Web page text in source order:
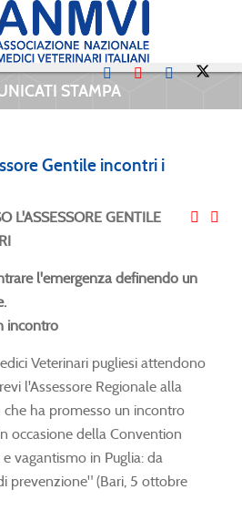
STAMPA
Gentile incontri i
L'ASSESSORE GENTILE
l'emergenza definendo un
incontro
Veterinari pugliesi attendono
l'Assessore Regionale alla
ha promesso un incontro
occasione della Convention
vagantismo in Puglia: da
prevenzione" (Bari, 5 ottobre